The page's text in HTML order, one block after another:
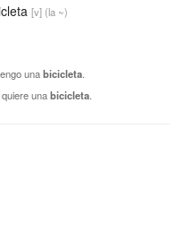
[v] (la ~)
unabicicleta
quiere unabicicleta